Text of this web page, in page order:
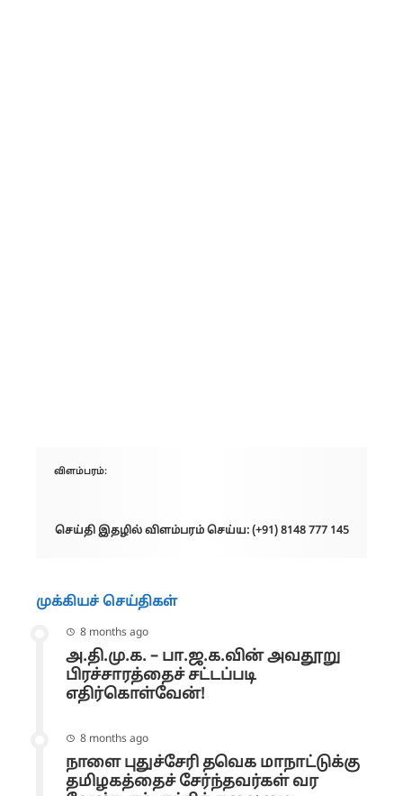
விளம்பரம்:
செய்தி இதழில் விளம்பரம் செய்ய: (+91) 8148 777 145
முக்கியச் செய்திகள்
8 months ago
அ.தி.மு.க. – பா.ஜ.க.வின் அவதூறு
பிரச்சாரத்தைச் சட்டப்படி
எதிர்கொள்வேன்!
8 months ago
நாளை புதுச்சேரி தவெக மாநாட்டுக்கு
தமிழகத்தைச் சேர்ந்தவர்கள் வர